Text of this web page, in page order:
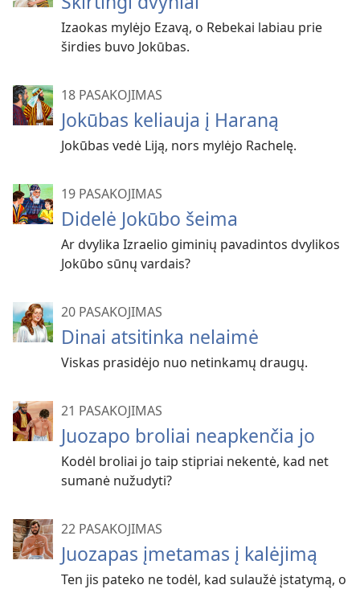
Izaokas mylėjo Ezavą, o Rebekai labiau prie
širdies buvo Jokūbas.
18 PASAKOJIMAS
Jokūbas keliauja į Haraną
Jokūbas vedė Liją, nors mylėjo Rachelę.
19 PASAKOJIMAS
Didelė Jokūbo šeima
Ar dvylika Izraelio giminių pavadintos dvylikos
Jokūbo sūnų vardais?
20 PASAKOJIMAS
Dinai atsitinka nelaimė
Viskas prasidėjo nuo netinkamų draugų.
21 PASAKOJIMAS
Juozapo broliai neapkenčia jo
Kodėl broliai jo taip stipriai nekentė, kad net
sumanė nužudyti?
22 PASAKOJIMAS
Juozapas įmetamas į kalėjimą
Ten jis pateko ne todėl, kad sulaužė įstatymą, o